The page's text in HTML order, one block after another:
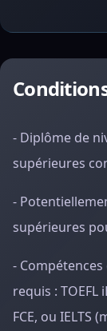
- Diplôme de
supérieures
-
supérieures
-
requis : TOEFL
FCE, ou IELTS